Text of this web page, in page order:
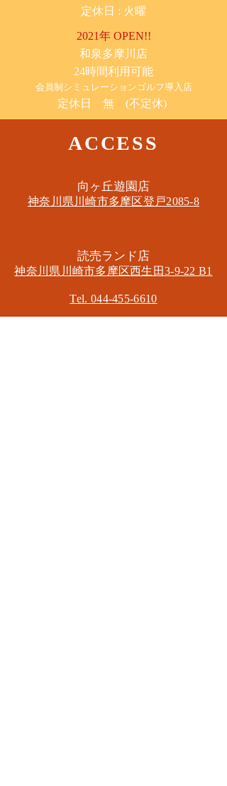
​定休日 : 火曜
2021年 OPEN!!
​和泉多摩川店
24時間利用可能
​会員制シミュレーションゴルフ導入店
定休日 無 (不定休)
ACCESS
​向ヶ丘遊園店
神奈川県川崎市多摩区​登戸2085-8
​読売ランド店
神奈川県川崎市多摩区​西生田3-9-22 B1
Tel. 044-455-6610